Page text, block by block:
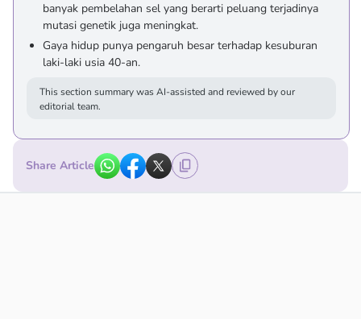
banyak pembelahan sel yang berarti peluang terjadinya
mutasi genetik juga meningkat.
Gaya hidup punya pengaruh besar terhadap kesuburan
laki-laki usia 40-an.
This section summary was AI-assisted and reviewed by our
editorial team.
Share Article